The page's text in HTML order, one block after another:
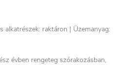
alkatrészek: raktáron | Üzemanyag:
évben rengeteg szórakozásban,